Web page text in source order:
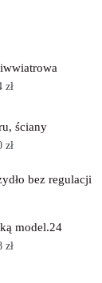
zł
ściany
zł
bez regulacji
model.24
zł